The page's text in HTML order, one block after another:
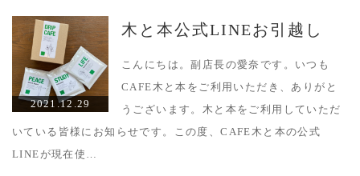
2021.12.29
木と本公式LINEお引越し
こんにちは。副店長の愛奈です。いつも
CAFE木と本をご利用いただき、ありがと
うございます。木と本をご利用していただ
いている皆様にお知らせです。この度、CAFE木と本の公式
LINEが現在使…